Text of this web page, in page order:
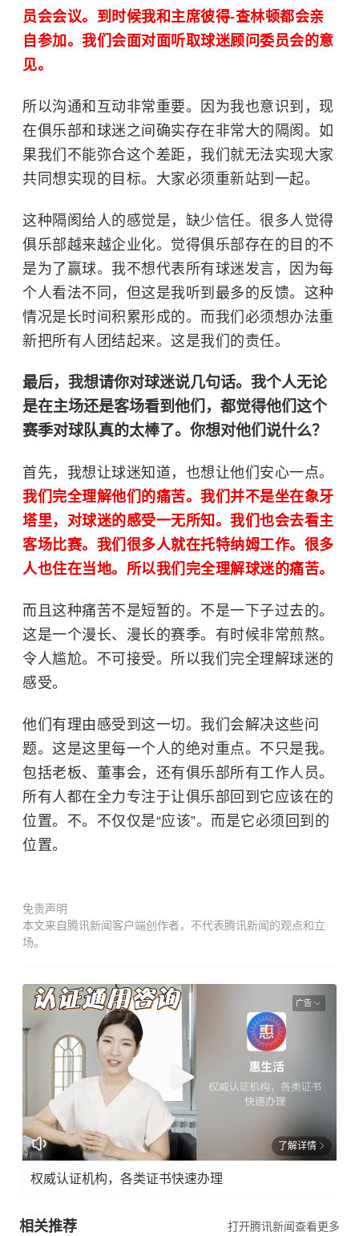
员会会议。到时候我和主席彼得-查林顿都会亲
自参加。我们会面对面听取球迷顾问委员会的意
见。
所以沟通和互动非常重要。因为我也意识到，现
在俱乐部和球迷之间确实存在非常大的隔阂。如
果我们不能弥合这个差距，我们就无法实现大家
共同想实现的目标。大家必须重新站到一起。
这种隔阂给人的感觉是，缺少信任。很多人觉得
俱乐部越来越企业化。觉得俱乐部存在的目的不
是为了赢球。我不想代表所有球迷发言，因为每
个人看法不同，但这是我听到最多的反馈。这种
情况是长时间积累形成的。而我们必须想办法重
新把所有人团结起来。这是我们的责任。
最后，我想请你对球迷说几句话。我个人无论
是在主场还是客场看到他们，都觉得他们这个
赛季对球队真的太棒了。你想对他们说什么？
首先，我想让球迷知道，也想让他们安心一点。
我们完全理解他们的痛苦。我们并不是坐在象牙
塔里，对球迷的感受一无所知。我们也会去看主
客场比赛。我们很多人就在托特纳姆工作。很多
人也住在当地。所以我们完全理解球迷的痛苦。
而且这种痛苦不是短暂的。不是一下子过去的。
这是一个漫长、漫长的赛季。有时候非常煎熬。
令人尴尬。不可接受。所以我们完全理解球迷的
感受。
他们有理由感受到这一切。我们会解决这些问
题。这是这里每一个人的绝对重点。不只是我。
包括老板、董事会，还有俱乐部所有工作人员。
所有人都在全力专注于让俱乐部回到它应该在的
位置。不。不仅仅是“应该”。而是它必须回到的
位置。
免责声明
本文来自腾讯新闻客户端创作者，不代表腾讯新闻的观点和立
场。
广告
了解详情
权威认证机构，各类证书快速办理
相关推荐 打开腾讯新闻查看更多